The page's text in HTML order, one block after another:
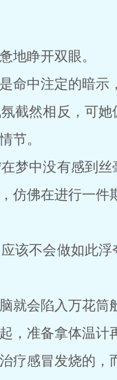
睁开双眼。
中注定的暗示
然相反，可她
节。
中没有感到丝
仿佛在进行一件
不会做如此浮
会陷入万花筒
准备拿体温计
感冒发烧的，